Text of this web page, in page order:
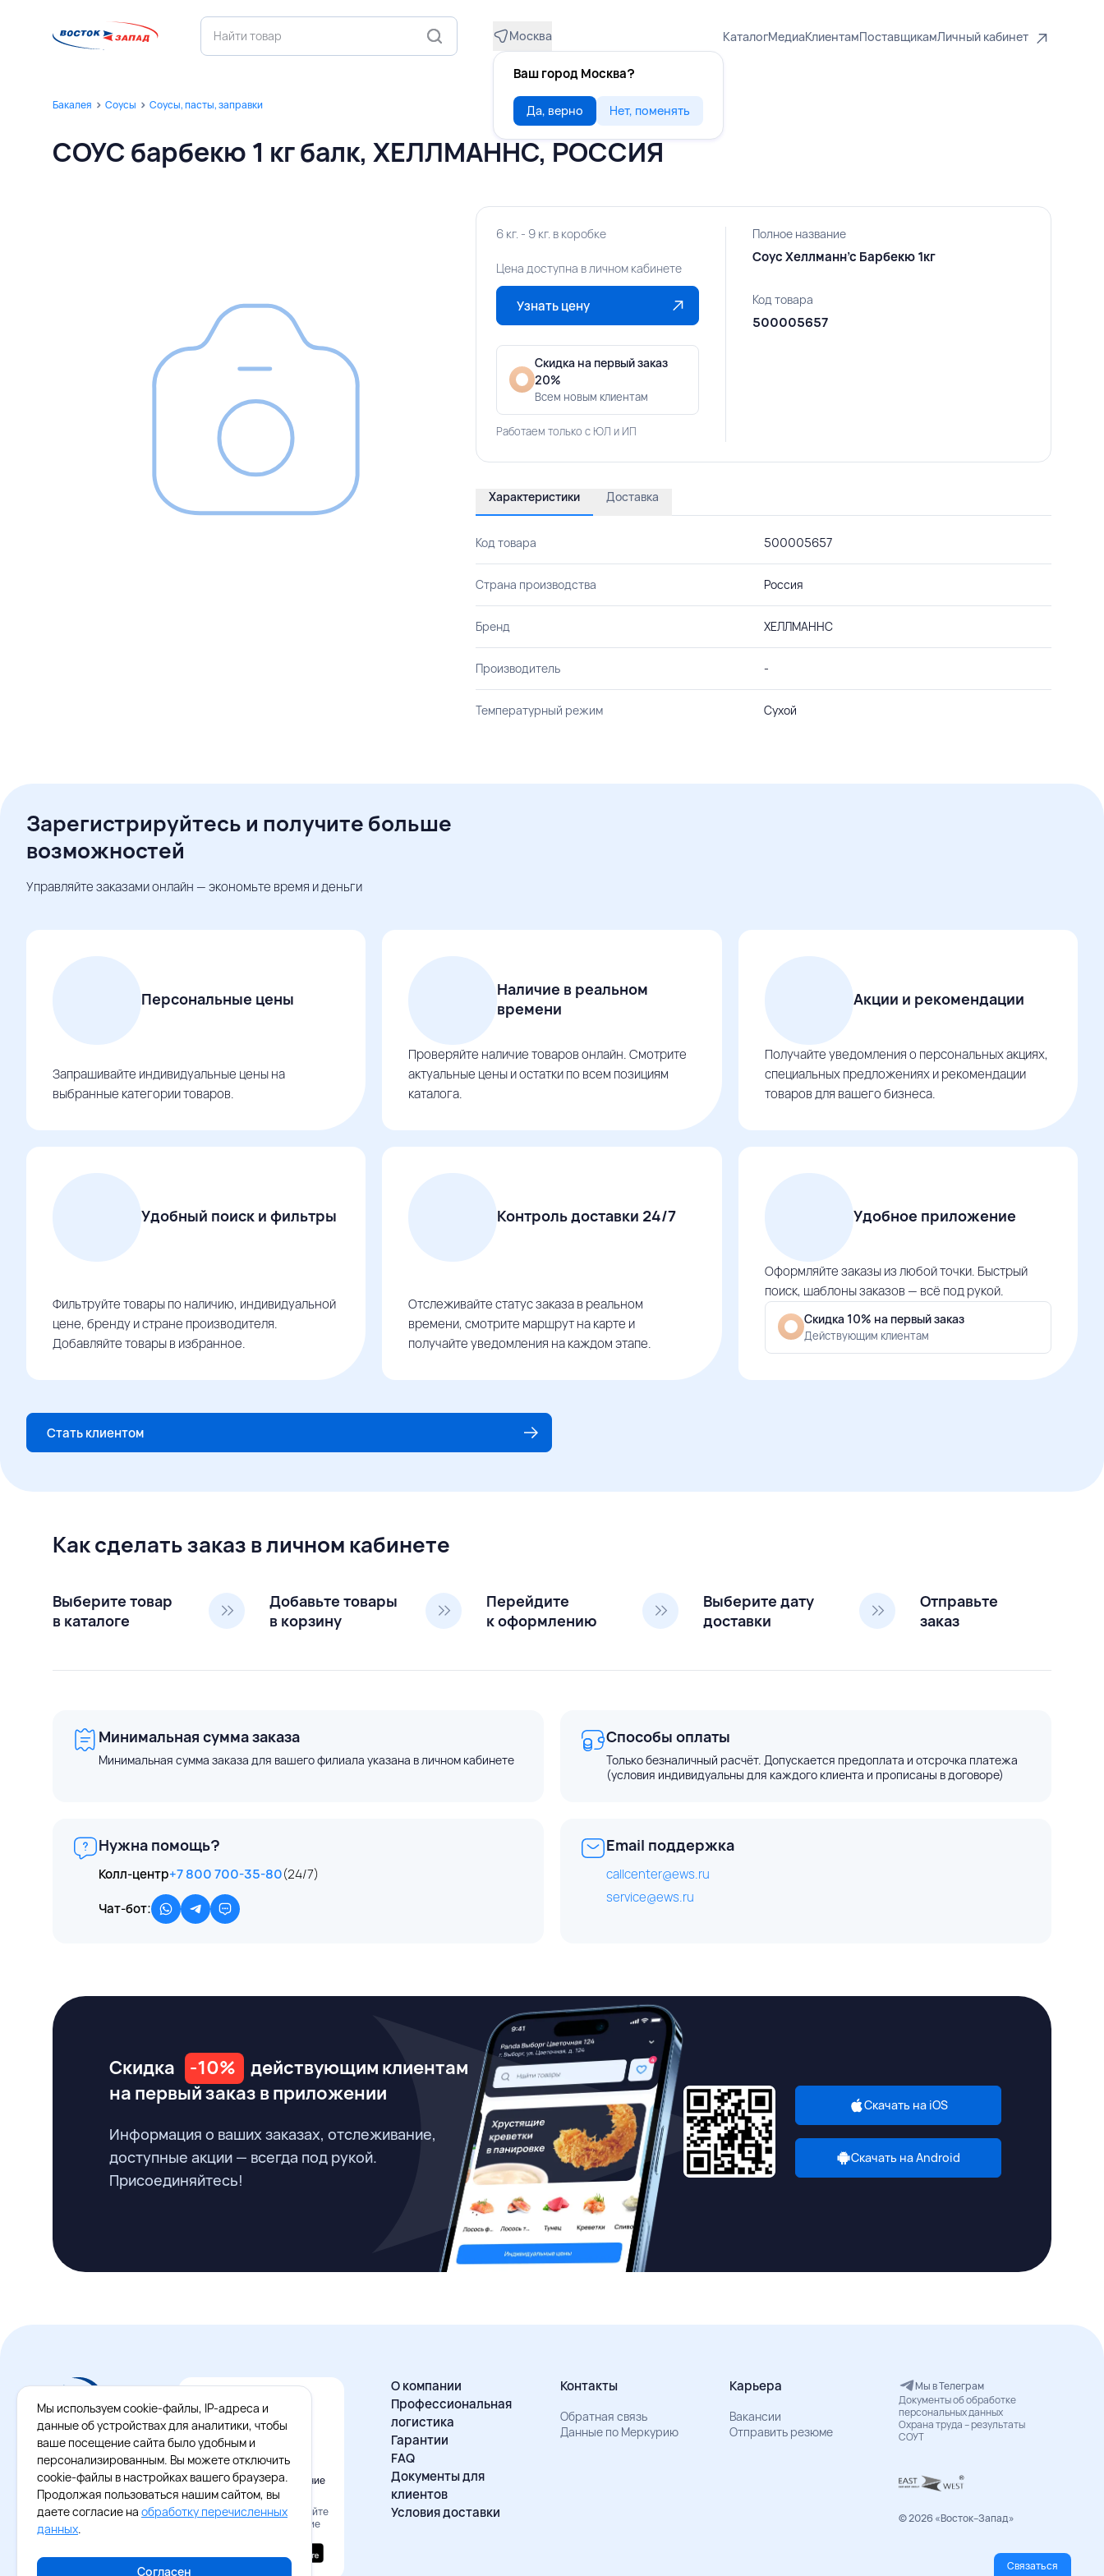
Москва
Ваш город Москва?
Да, верно Нет, поменять
КаталогМедиаКлиентамПоставщикамЛичный кабинет
Бакалея Соусы Соусы, пасты, заправки
СОУС барбекю 1 кг балк, ХЕЛЛМАННС, РОССИЯ
6 кг. - 9 кг. в коробке
Цена доступна в личном кабинете
Узнать цену
Скидка на первый заказ
20%
Всем новым клиентам
Работаем только с ЮЛ и ИП
Полное название
Соус Хеллманн’с Барбекю 1кг
Код товара
500005657
Характеристики Доставка
Код товара 500005657
Страна производства Россия
Бренд ХЕЛЛМАННС
Производитель -
Температурный режим Сухой
Зарегистрируйтесь и получите больше
возможностей
Управляйте заказами онлайн — экономьте время и деньги
Персональные цены
Запрашивайте индивидуальные цены на
выбранные категории товаров.
Наличие в реальном
времени
Проверяйте наличие товаров онлайн. Смотрите
актуальные цены и остатки по всем позициям
каталога.
Акции и рекомендации
Получайте уведомления о персональных акциях,
специальных предложениях и рекомендации
товаров для вашего бизнеса.
Удобный поиск и фильтры
Фильтруйте товары по наличию, индивидуальной
цене, бренду и стране производителя.
Добавляйте товары в избранное.
Контроль доставки 24/7
Отслеживайте статус заказа в реальном
времени, смотрите маршрут на карте и
получайте уведомления на каждом этапе.
Удобное приложение
Оформляйте заказы из любой точки. Быстрый
поиск, шаблоны заказов — всё под рукой.
Скидка 10% на первый заказ
Действующим клиентам
Стать клиентом
Как сделать заказ в личном кабинете
Выберите товар
в каталоге
Добавьте товары
в корзину
Перейдите
к оформлению
Выберите дату
доставки
Отправьте
заказ
Минимальная сумма заказа
Минимальная сумма заказа для вашего филиала указана в личном кабинете
Способы оплаты
Только безналичный расчёт. Допускается предоплата и отсрочка платежа
(условия индивидуальны для каждого клиента и прописаны в договоре)
Нужна помощь?
Колл-центр+7 800 700-35-80(24/7)
Чат-бот:
Email поддержка
callcenter@ews.ru
service@ews.ru
Скидка -10%
действующим клиентам
на первый заказ в приложении
Информация о ваших заказах, отслеживание,
доступные акции — всегда под рукой.
Присоединяйтесь!
Скачать на iOS
Скачать на Android
Официальное приложение
Восток - Запад
Наведите камеру и скачайте
бесплатное приложение
О компании
Профессиональная
логистика
Гарантии
FAQ
Документы для
клиентов
Условия доставки
Контакты
Обратная связь
Данные по Меркурию
Карьера
Вакансии
Отправить резюме
Мы в Телеграм
Документы об обработке
персональных данных
Охрана труда – результаты
СОУТ
© 2026 «Восток–Запад»
Связаться
Мы используем cookie-файлы, IP-адреса и
данные об устройствах для аналитики, чтобы
ваше посещение сайта было удобным и
персонализированным. Вы можете отключить
cookie-файлы в настройках вашего браузера.
Продолжая пользоваться нашим сайтом, вы
даете согласие на обработку перечисленных
данных.
Согласен